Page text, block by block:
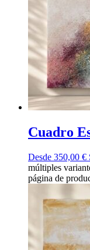
Cuadro
Desde 350,00 €
múltiples
página de